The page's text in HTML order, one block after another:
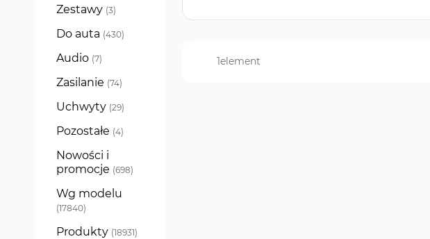
1element
Zestawy 3
produkty
Do auta 430
produkty
Audio 7
produkty
Zasilanie 74
produkty
Uchwyty 29
produkty
Pozostałe 4
produkty
Nowości i
promocje 698
produkty
Wg modelu
17840
produkty
Produkty 18931
produkty